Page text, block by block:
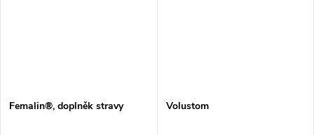
Femalin®, doplněk stravy Volustom